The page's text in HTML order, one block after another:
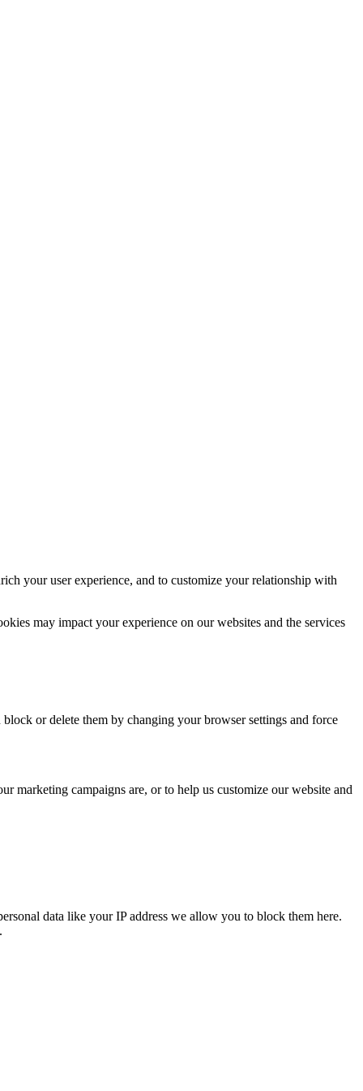
your user experience, and to customize your relationship with
may impact your experience on our websites and the services
or delete them by changing your browser settings and force
marketing campaigns are, or to help us customize our website and
data like your IP address we allow you to block them here.